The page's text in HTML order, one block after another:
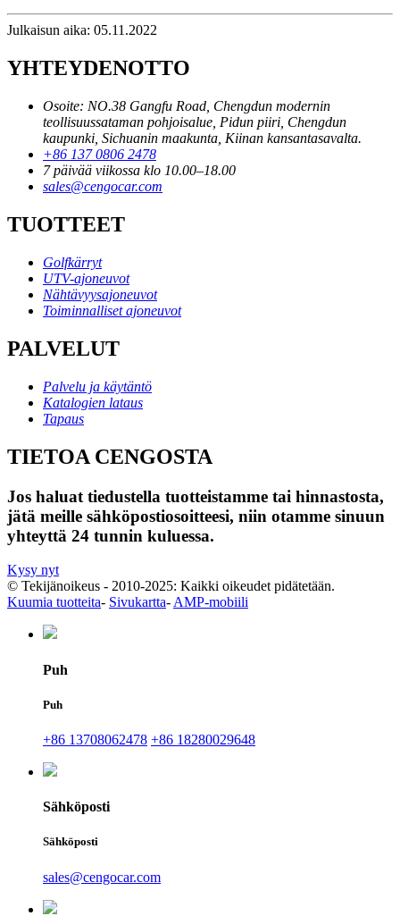
Julkaisun aika: 05.11.2022
YHTEYDENOTTO
Osoite: NO.38 Gangfu Road, Chengdun modernin
teollisuussataman pohjoisalue, Pidun piiri, Chengdun
kaupunki, Sichuanin maakunta, Kiinan kansantasavalta.
+86 137 0806 2478
7 päivää viikossa klo 10.00–18.00
sales@cengocar.com
TUOTTEET
Golfkärryt
UTV-ajoneuvot
Nähtävyysajoneuvot
Toiminnalliset ajoneuvot
PALVELUT
Palvelu ja käytäntö
Katalogien lataus
Tapaus
TIETOA CENGOSTA
Jos haluat tiedustella tuotteistamme tai hinnastosta,
jätä meille sähköpostiosoitteesi, niin otamme sinuun
yhteyttä 24 tunnin kuluessa.
Kysy nyt
© Tekijänoikeus - 2010-2025: Kaikki oikeudet pidätetään.
Kuumia tuotteita- Sivukartta- AMP-mobiili
Puh
Puh
+86 13708062478 +86 18280029648
Sähköposti
Sähköposti
sales@cengocar.com